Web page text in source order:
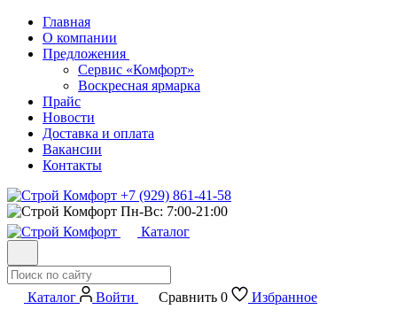
Главная
О компании
Предложения
Сервис «Комфорт»
Воскресная ярмарка
Прайс
Новости
Доставка и оплата
Вакансии
Контакты
+7 (929) 861-41-58
Пн-Вс: 7:00-21:00
Каталог
Каталог Войти Сравнить 0 Избранное